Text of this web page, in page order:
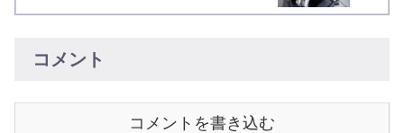
コメント
コメントを書き込む